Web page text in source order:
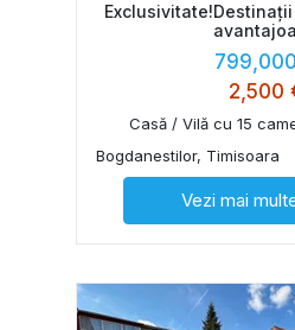
2,500
Casă / Vilă cu 15
Bogdanestilor, Timisoara
Vezi mai